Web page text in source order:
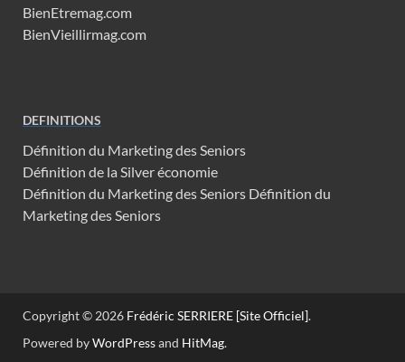
BienEtremag.com
BienVieillirmag.com
DEFINITIONS
Définition du Marketing des Seniors
Définition de la Silver économie
Définition du Marketing des Seniors Définition du
Marketing des Seniors
Copyright © 2026 Frédéric SERRIERE [Site Officiel].
Powered byWordPressand HitMag.